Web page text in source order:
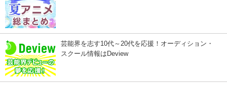
芸能界を志す10代～20代を応援！オーディション・
スクール情報はDeview